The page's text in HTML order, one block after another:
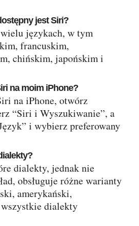
jest Siri?
francuskim,
chińskim, japońskim i
na moim iPhone?
“Siri i Wyszukiwanie”, a
i wybierz preferowany
obsługuje różne warianty
amerykański,
dialekty